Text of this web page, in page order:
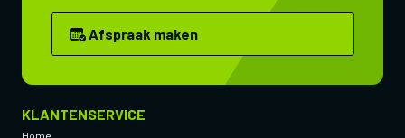
Afspraak maken
KLANTENSERVICE
Home